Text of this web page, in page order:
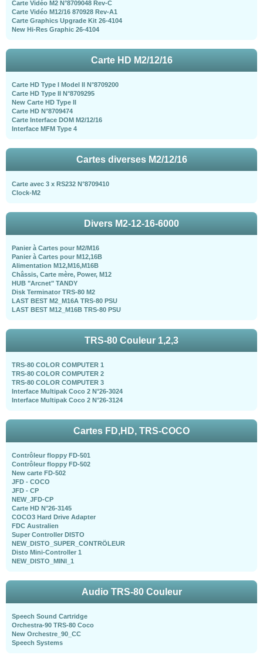
Carte Vidéo M2 N°8709048 Rev-C
Carte Vidéo M12/16 870928 Rev-A1
Carte Graphics Upgrade Kit 26-4104
New Hi-Res Graphic 26-4104
Carte HD M2/12/16
Carte HD Type I Model II N°8709200
Carte HD Type II N°8709295
New Carte HD Type II
Carte HD N°8709474
Carte Interface DOM M2/12/16
Interface MFM Type 4
Cartes diverses M2/12/16
Carte avec 3 x RS232 N°8709410
Clock-M2
Divers M2-12-16-6000
Panier à Cartes pour M2/M16
Panier à Cartes pour M12,16B
Alimentation M12,M16,M16B
Châssis, Carte mère, Power, M12
HUB "Arcnet" TANDY
Disk Terminator TRS-80 M2
LAST BEST M2_M16A TRS-80 PSU
LAST BEST M12_M16B TRS-80 PSU
TRS-80 Couleur 1,2,3
TRS-80 COLOR COMPUTER 1
TRS-80 COLOR COMPUTER 2
TRS-80 COLOR COMPUTER 3
Interface Multipak Coco 2 N°26-3024
Interface Multipak Coco 2 N°26-3124
Cartes FD,HD, TRS-COCO
Contrôleur floppy FD-501
Contrôleur floppy FD-502
New carte FD-502
JFD - COCO
JFD - CP
NEW_JFD-CP
Carte HD N°26-3145
COCO3 Hard Drive Adapter
FDC Australien
Super Controller DISTO
NEW_DISTO_SUPER_CONTRÖLEUR
Disto Mini-Controller 1
NEW_DISTO_MINI_1
Audio TRS-80 Couleur
Speech Sound Cartridge
Orchestra-90 TRS-80 Coco
New Orchestre_90_CC
Speech Systems